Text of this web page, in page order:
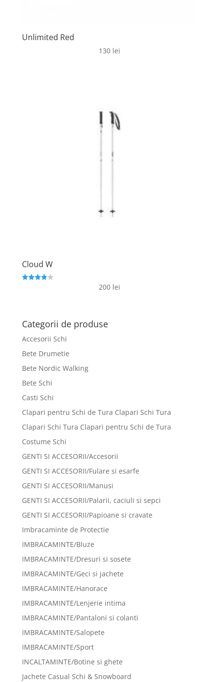
Unlimited Red
130 lei
Cloud W
200 lei
Categorii de produse
Accesorii Schi
Bete Drumetie
Bete Nordic Walking
Bete Schi
Casti Schi
Clapari pentru Schi de Tura Clapari Schi Tura
Clapari Schi Tura Clapari pentru Schi de Tura
Costume Schi
GENTI SI ACCESORII/Accesorii
GENTI SI ACCESORII/Fulare si esarfe
GENTI SI ACCESORII/Manusi
GENTI SI ACCESORII/Palarii, caciuli si sepci
GENTI SI ACCESORII/Papioane si cravate
Imbracaminte de Protectie
IMBRACAMINTE/Bluze
IMBRACAMINTE/Dresuri si sosete
IMBRACAMINTE/Geci si jachete
IMBRACAMINTE/Hanorace
IMBRACAMINTE/Lenjerie intima
IMBRACAMINTE/Pantaloni si colanti
IMBRACAMINTE/Salopete
IMBRACAMINTE/Sport
INCALTAMINTE/Botine si ghete
Jachete Casual Schi & Snowboard